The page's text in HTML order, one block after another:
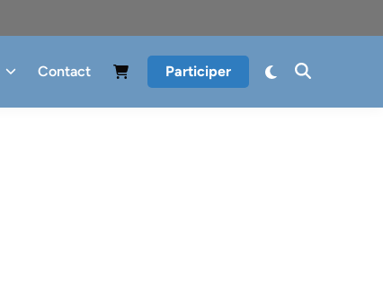
Contact Participer